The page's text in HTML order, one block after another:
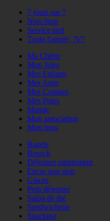
7 jours sur 7
Non-Stop
Service tard
Toute l'année, 7j/7
Ma Chérie
Mon Jules
Mes Enfants
Mes Amis
Mes Copines
Mes Potes
Mamie
Mon association
Mon boss
Bagels
Brunch
Déjeuner rapidement
Encas non stop
Glaces
Petit déjeuner
Salon de thé
Sandwicherie
Snacking